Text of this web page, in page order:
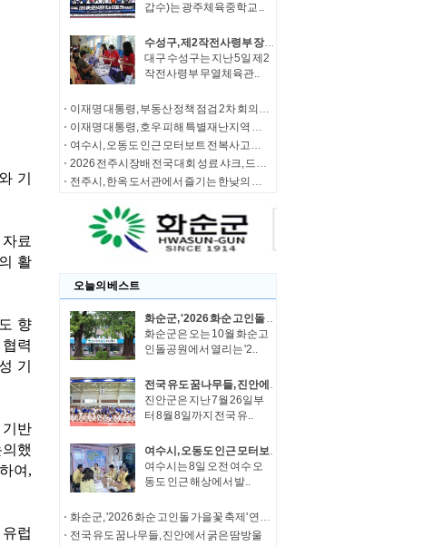
갑수)는 광주체육중학교 ..
수성구, 제2작전사령부 장병 대상 식중독 예방 캠페인
대구 수성구는 지난 5일 제2
작전사령부 무열체육관..
이재명 대통령, 부동산 정책 점검 2차 회의 주재
이재명 대통령, 호우 피해 특별재난지역 선포
여수시, 오동도 인근 모터보트 전복사고… 실종자 수색· 탑승자 가족 지원 총력
2026 전주시장배 전국 대회 성료 샤크, 드론축구 전국 최강팀 등극
전주시, 한옥 도서관에서 즐기는 한낮의 쉼표
오늘의 베스트
화순군, '2026 화순 고인돌 가을꽃 축제' 연계 체류형 관광·지역경제 활성화 추진
화순군은 오는 10월 화순고
인돌공원에서 열리는 '2..
전국 유도 꿈나무들, 진안에서 굵은 땀방울
진안군은 지난 7월 26일부
터 8월 8일까지 전국 유..
여수시, 오동도 인근 모터보트 전복사고… 실종자 수색· 탑승자 가족 지원 총력
여수시는 8일 오전 여수 오
동도 인근 해상에서 발..
화순군, '2026 화순 고인돌 가을꽃 축제' 연계 체류형 관광·지역경제 활성화 추진
전국 유도 꿈나무들, 진안에서 굵은 땀방울